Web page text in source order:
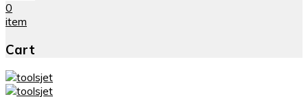
0
item
Cart